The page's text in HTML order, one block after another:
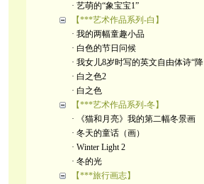
· 艺萌的“象宝宝1”
【***艺术作品系列-白】
· 我的两幅童趣小品
· 白色的节日问候
· 我女儿8岁时写的英文自由体诗“降
· 白之色2
· 白之色
【***艺术作品系列-冬】
· 《猫和月亮》我的第二幅冬景画
· 冬天的童话（画）
· Winter Light 2
· 冬的光
【***旅行画志】